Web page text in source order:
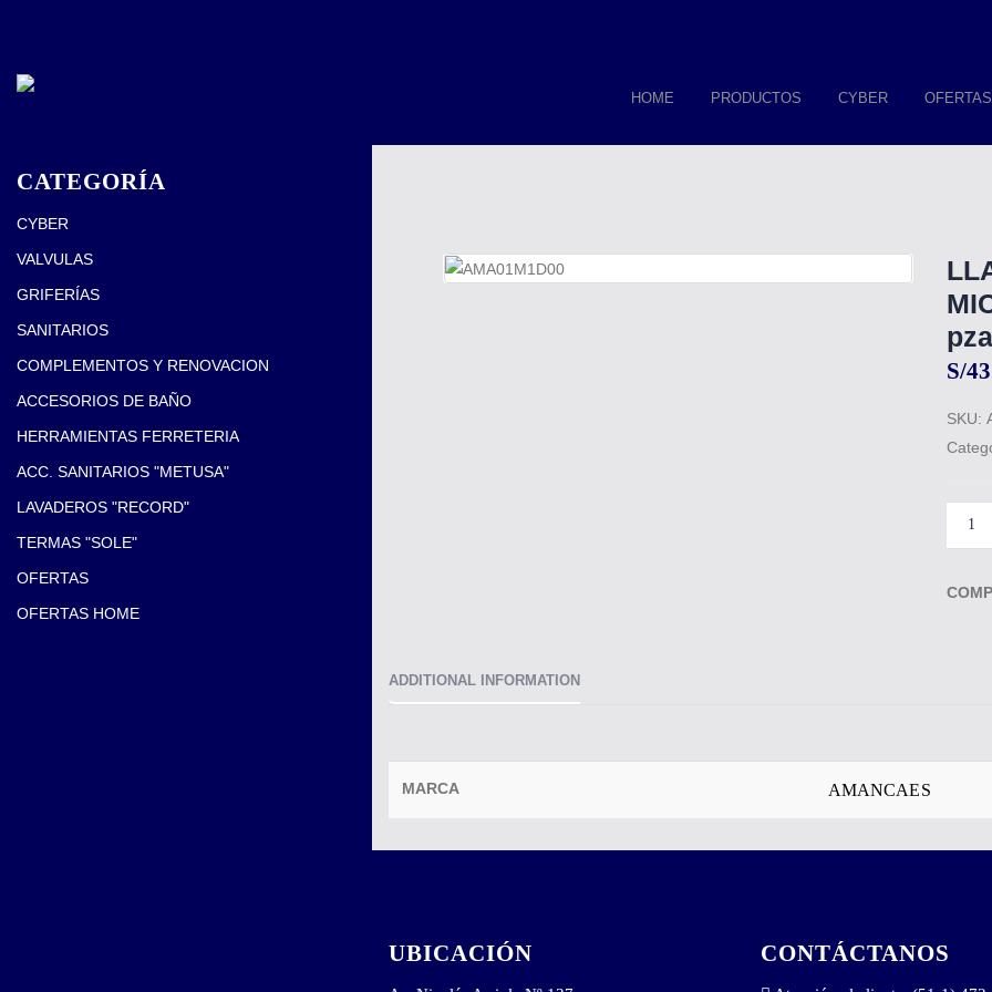
HOME PRODUCTOS CYBER OFERTAS
S/
SKU:
ADDITIONAL INFORMATION
MARCA AMANCAES
CATEGORÍA
CYBER
VALVULAS
GRIFERÍAS
SANITARIOS
COMPLEMENTOS Y RENOVACION
ACCESORIOS DE BAÑO
HERRAMIENTAS FERRETERIA
ACC. SANITARIOS "METUSA"
LAVADEROS "RECORD"
TERMAS "SOLE"
OFERTAS
OFERTAS HOME
UBICACIÓN CONTÁCTANOS